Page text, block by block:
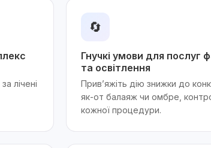
лічені
🔄
Гнучкі умови для послуг
та освітлення
Прив’яжіть дію знижки до
як-от балаяж чи омбре,
кожної процедури.